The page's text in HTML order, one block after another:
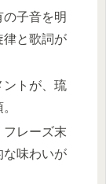
子音を明
律と歌詞が
ントが、琉
フレーズ末
な味わいが